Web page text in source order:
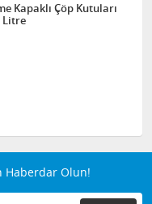
Kapaklı Çöp Kutuları
Litre
Haberdar Olun!